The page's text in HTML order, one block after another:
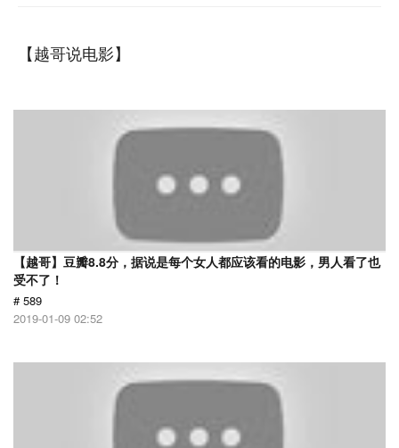
【越哥说电影】
【越哥】豆瓣8.8分，据说是每个女人都应该看的电影，男人看了也
受不了！
# 589
2019-01-09 02:52